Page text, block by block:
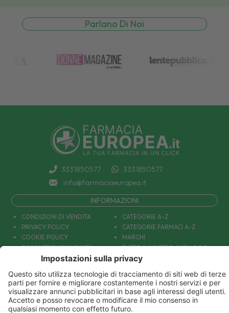
Parlano Di Noi
3331850577
3331850577
info@farmaciaeuropea.it
INFORMAZIONI
CONDIZIONI DI VENDITA
PRIVACY POLICY
COOKIE POLICY
DECONTRIBUZIONE INPS
SPEDIZIONI
COUPON E OFFERTE
PATOLOGIE: CAUSE E RIMEDI
CATEGORIE A-Z
CATEGORIE FARMACI A-Z
MARCHI
TUTTO IL NOSTRO CATALOGO
IL NOSTRO BLOG